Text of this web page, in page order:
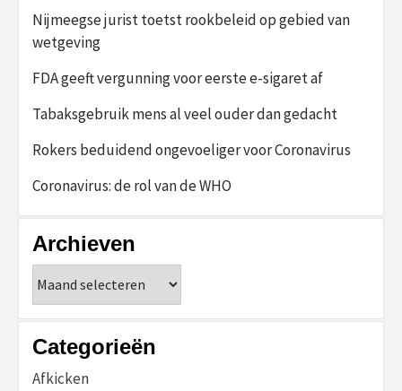
Nijmeegse jurist toetst rookbeleid op gebied van
wetgeving
FDA geeft vergunning voor eerste e-sigaret af
Tabaksgebruik mens al veel ouder dan gedacht
Rokers beduidend ongevoeliger voor Coronavirus
Coronavirus: de rol van de WHO
Archieven
Categorieën
Afkicken